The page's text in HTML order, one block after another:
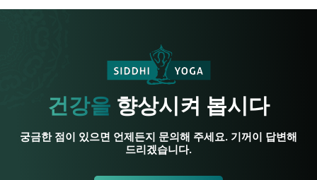
건강을 향상시켜 봅시다
궁금한 점이 있으면 언제든지 문의해 주세요. 기꺼이 답변해
드리겠습니다.